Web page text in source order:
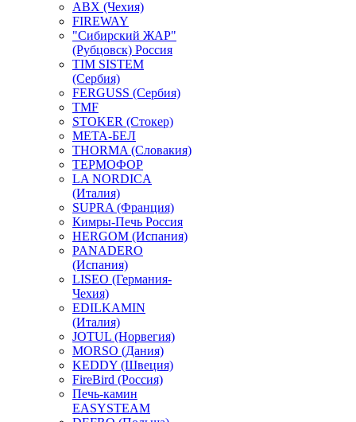
ABX (Чехия)
FIREWAY
"Сибирский ЖАР"
(Рубцовск) Россия
TIM SISTEM
(Сербия)
FERGUSS (Сербия)
TMF
STOKER (Стокер)
МЕТА-БЕЛ
THORMA (Словакия)
ТЕРМОФОР
LA NORDICA
(Италия)
SUPRA (Франция)
Кимры-Печь Россия
HERGOM (Испания)
PANADERO
(Испания)
LISEO (Германия-
Чехия)
EDILKAMIN
(Италия)
JOTUL (Норвегия)
MORSO (Дания)
KEDDY (Швеция)
FireBird (Россия)
Печь-камин
EASYSTEAM